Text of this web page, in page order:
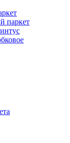
паркет